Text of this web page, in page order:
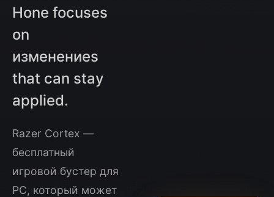
Hone focuses
on
изменениеs
that can stay
applied.
Razer Cortex —
бесплатный
игровой бустер для
PC, который может